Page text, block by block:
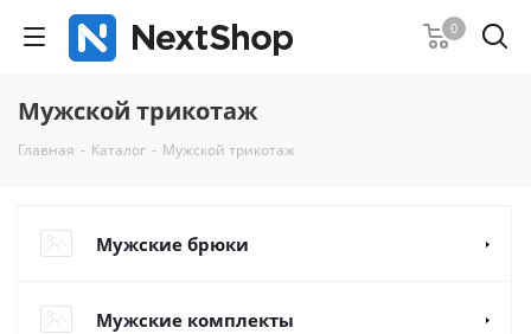
0
Мужской трикотаж
Главная - Каталог - Мужской трикотаж
Мужские брюки
Мужские комплекты